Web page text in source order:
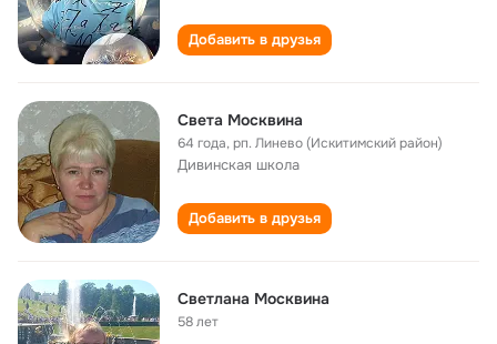
Добавить в друзья
Света Москвина
64 года,рп. Линево (Искитимский район)
Дивинская школа
Добавить в друзья
Светлана Москвина
58 лет